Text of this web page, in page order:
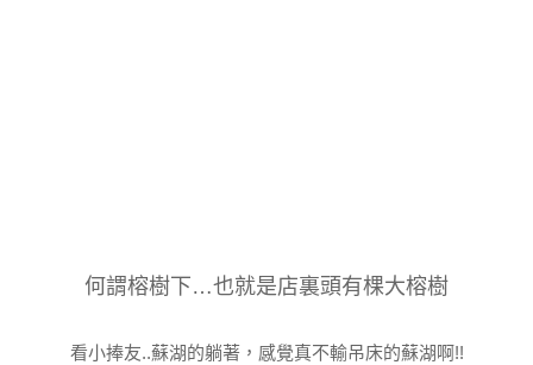
何謂榕樹下…也就是店裏頭有棵大榕樹
看小捧友..蘇湖的躺著，感覺真不輸吊床的蘇湖啊!!